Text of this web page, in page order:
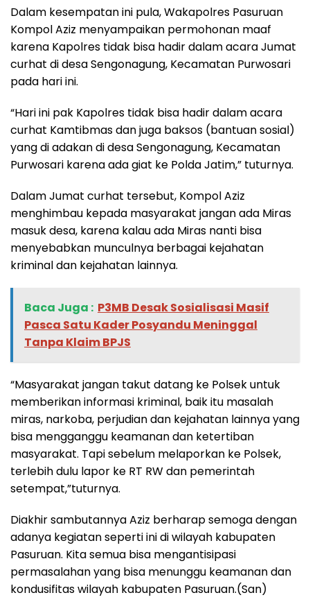
Dalam kesempatan ini pula, Wakapolres Pasuruan
Kompol Aziz menyampaikan permohonan maaf
karena Kapolres tidak bisa hadir dalam acara Jumat
curhat di desa Sengonagung, Kecamatan Purwosari
pada hari ini.
“Hari ini pak Kapolres tidak bisa hadir dalam acara
curhat Kamtibmas dan juga baksos (bantuan sosial)
yang di adakan di desa Sengonagung, Kecamatan
Purwosari karena ada giat ke Polda Jatim,” tuturnya.
Dalam Jumat curhat tersebut, Kompol Aziz
menghimbau kepada masyarakat jangan ada Miras
masuk desa, karena kalau ada Miras nanti bisa
menyebabkan munculnya berbagai kejahatan
kriminal dan kejahatan lainnya.
Baca Juga : ‎P3MB Desak Sosialisasi Masif
Pasca Satu Kader Posyandu Meninggal
Tanpa Klaim BPJS
“Masyarakat jangan takut datang ke Polsek untuk
memberikan informasi kriminal, baik itu masalah
miras, narkoba, perjudian dan kejahatan lainnya yang
bisa mengganggu keamanan dan ketertiban
masyarakat. Tapi sebelum melaporkan ke Polsek,
terlebih dulu lapor ke RT RW dan pemerintah
setempat,”tuturnya.
Diakhir sambutannya Aziz berharap semoga dengan
adanya kegiatan seperti ini di wilayah kabupaten
Pasuruan. Kita semua bisa mengantisipasi
permasalahan yang bisa menunggu keamanan dan
kondusifitas wilayah kabupaten Pasuruan.(San)